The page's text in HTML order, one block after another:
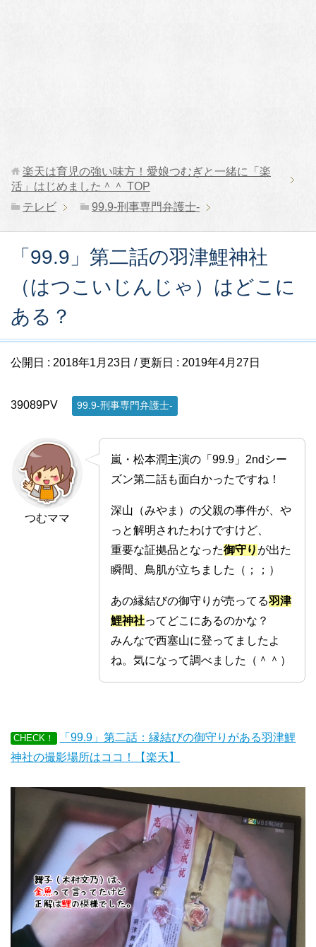
楽天は育児の強い味方！愛娘つむぎと一緒に「楽
活」はじめました＾＾ TOP
テレビ
99.9-刑事専門弁護士-
「99.9」第二話の羽津鯉神社
（はつこいじんじゃ）はどこに
ある？
公開日 : 2018年1月23日 / 更新日 : 2019年4月27日
39089PV 99.9-刑事専門弁護士-
つむママ
嵐・松本潤主演の「99.9」2ndシー
ズン第二話も面白かったですね！
深山（みやま）の父親の事件が、や
っと解明されたわけですけど、
重要な証拠品となった御守り が出た
瞬間、鳥肌が立ちました（；；）
あの縁結びの御守りが売ってる羽津
鯉神社ってどこにあるのかな？
みんなで西塞山に登ってましたよ
ね。気になって調べました（＾＾）
CHECK！
「99.9」第二話：縁結びの御守りがある羽津鯉
神社の撮影場所はココ！【楽天】